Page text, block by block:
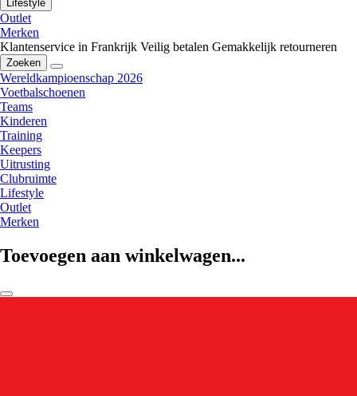
Lifestyle
Outlet
Merken
Klantenservice in Frankrijk Veilig betalen Gemakkelijk retourneren
Zoeken
Wereldkampioenschap 2026
Voetbalschoenen
Teams
Kinderen
Training
Keepers
Uitrusting
Clubruimte
Lifestyle
Outlet
Merken
Toevoegen aan winkelwagen...